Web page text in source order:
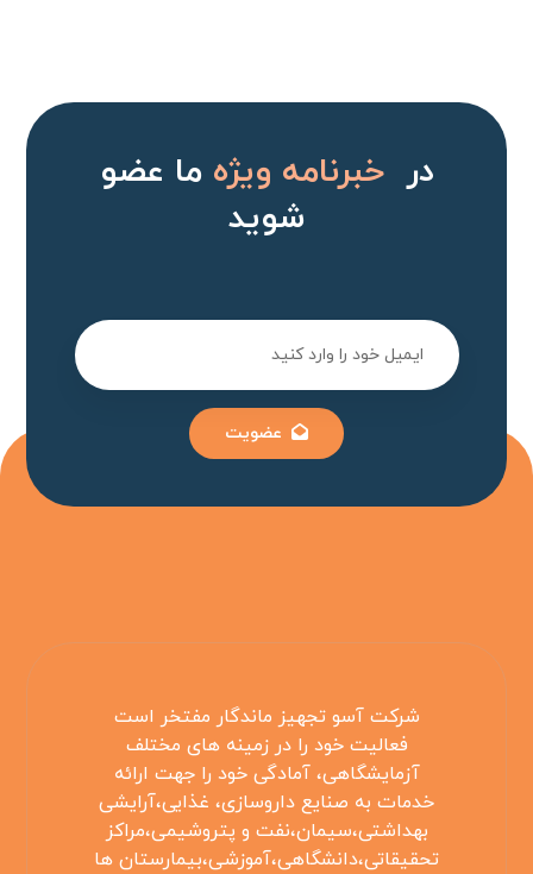
درخبرنامه ویژهما عضو
شوید
عضویت
شرکت آسو تجهیز ماندگار مفتخر است
فعالیت خود را در زمینه های مختلف
آزمایشگاهی، آمادگی خود را جهت ارائه
خدمات به صنایع داروسازی، غذایی،آرایشی
بهداشتی،سیمان،نفت و پتروشیمی،مراکز
تحقیقاتی،دانشگاهی،آموزشی،بیمارستان ها